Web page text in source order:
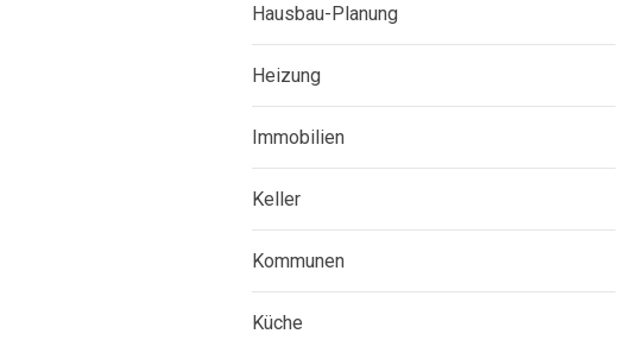
Hausbau-Planung
Heizung
Immobilien
Keller
Kommunen
Küche